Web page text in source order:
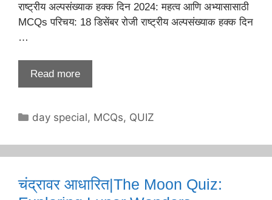
राष्ट्रीय अल्पसंख्याक हक्क दिन 2024: महत्व आणि अभ्यासासाठी
MCQs परिचय: 18 डिसेंबर रोजी राष्ट्रीय अल्पसंख्याक हक्क दिन
…
Read more
Categories
day special, MCQs, QUIZ
चंद्रावर आधारित|The Moon Quiz: